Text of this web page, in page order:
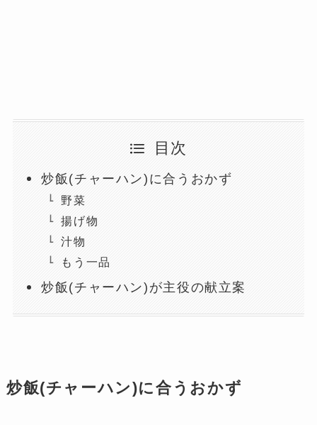
目次
炒飯(チャーハン)に合うおかず
野菜
揚げ物
汁物
もう一品
炒飯(チャーハン)が主役の献立案
炒飯(チャーハン)に合うおかず